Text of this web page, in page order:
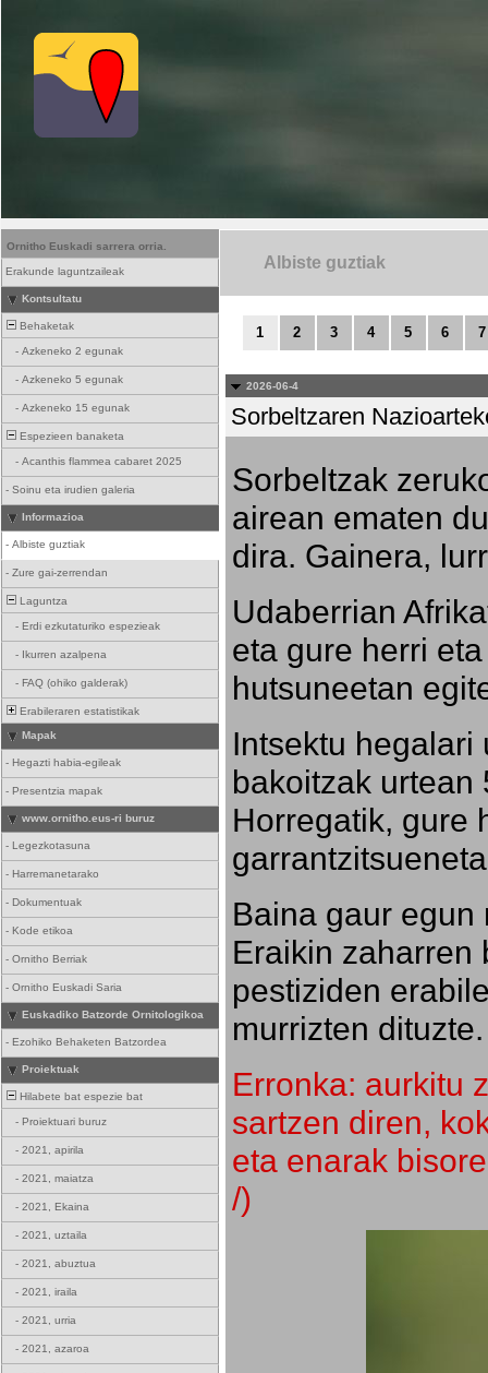
Ornitho Euskadi sarrera orria.
Erakunde laguntzaileak
Kontsultatu
Behaketak
- Azkeneko 2 egunak
- Azkeneko 5 egunak
- Azkeneko 15 egunak
Espezieen banaketa
- Acanthis flammea cabaret 2025
- Soinu eta irudien galeria
Informazioa
- Albiste guztiak
- Zure gai-zerrendan
Laguntza
- Erdi ezkutaturiko espezieak
- Ikurren azalpena
- FAQ (ohiko galderak)
Erabileraren estatistikak
Mapak
- Hegazti habia-egileak
- Presentzia mapak
www.ornitho.eus-ri buruz
- Legezkotasuna
- Harremanetarako
- Dokumentuak
- Kode etikoa
- Ornitho Berriak
- Ornitho Euskadi Saria
Euskadiko Batzorde Ornitologikoa
- Ezohiko Behaketen Batzordea
Proiektuak
Hilabete bat espezie bat
- Proiektuari buruz
- 2021, apirila
- 2021, maiatza
- 2021, Ekaina
- 2021, uztaila
- 2021, abuztua
- 2021, iraila
- 2021, urria
- 2021, azaroa
Albiste guztiak
1 2 3 4 5 6 7
2026-06-4
Sorbeltzaren
Sorbeltzak
airean ematen
dira. Gainera,
Udaberrian
eta gure herri
hutsuneetan
Intsektu hegalari
bakoitzak urtean
Horregatik, gure
Baina gaur egun
Eraikin zaharren
pestiziden
murrizten dituzte.
Erronka: aurkitu
sartzen diren,
eta enarak
/)